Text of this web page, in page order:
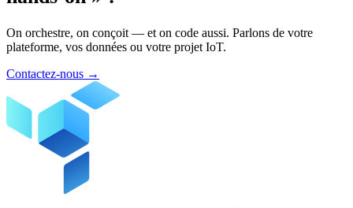
On orchestre, on conçoit — et on code aussi. Parlons de votre
plateforme, vos données ou votre projet IoT.
Contactez-nous →